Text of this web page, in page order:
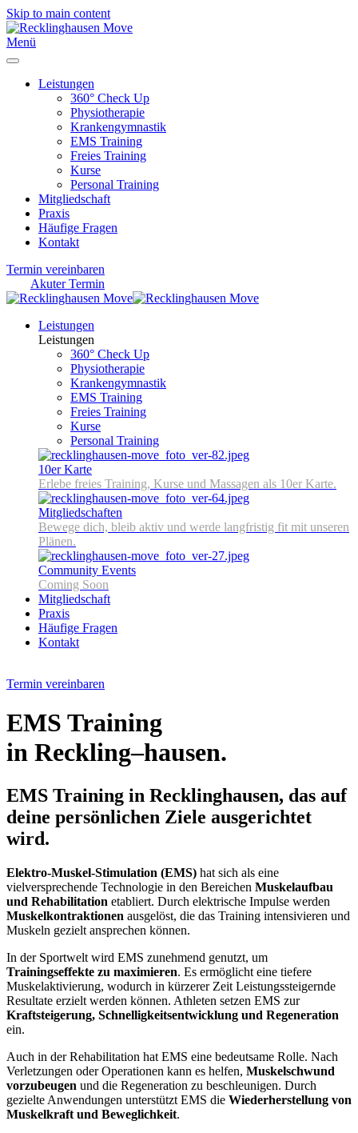
Skip to main content
Menü
Leistungen
360° Check Up
Physiotherapie
Krankengymnastik
EMS Training
Freies Training
Kurse
Personal Training
Mitgliedschaft
Praxis
Häufige Fragen
Kontakt
Termin vereinbaren
Akuter Termin
Leistungen
Leistungen
360° Check Up
Physiotherapie
Krankengymnastik
EMS Training
Freies Training
Kurse
Personal Training
10er Karte
Erlebe freies Training, Kurse und Massagen als 10er Karte.
Mitgliedschaften
Bewege dich, bleib aktiv und werde langfristig fit mit unseren
Plänen.
Community Events
Coming Soon
Mitgliedschaft
Praxis
Häufige Fragen
Kontakt
Termin vereinbaren
EMS Training
in Reckling–hausen.
EMS Training in Recklinghausen, das auf
deine persönlichen Ziele ausgerichtet
wird.
Elektro-Muskel-Stimulation (EMS) hat sich als eine
vielversprechende Technologie in den Bereichen Muskelaufbau
und Rehabilitation etabliert. Durch elektrische Impulse werden
Muskelkontraktionen ausgelöst, die das Training intensivieren und
Muskeln gezielt ansprechen können.
In der Sportwelt wird EMS zunehmend genutzt, um
Trainingseffekte zu maximieren. Es ermöglicht eine tiefere
Muskelaktivierung, wodurch in kürzerer Zeit Leistungssteigernde
Resultate erzielt werden können. Athleten setzen EMS zur
Kraftsteigerung, Schnelligkeitsentwicklung und Regeneration
ein.
Auch in der Rehabilitation hat EMS eine bedeutsame Rolle. Nach
Verletzungen oder Operationen kann es helfen, Muskelschwund
vorzubeugen und die Regeneration zu beschleunigen. Durch
gezielte Anwendungen unterstützt EMS die Wiederherstellung von
Muskelkraft und Beweglichkeit.